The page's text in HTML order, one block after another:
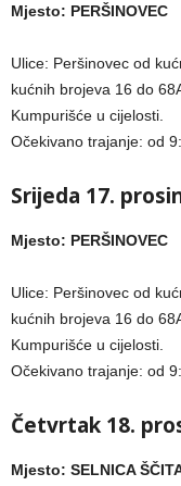
Mjesto: PERŠINOVEC
Ulice: Peršinovec od
kućnih brojeva 16 do
Kumpurišće u cijelosti.
Očekivano trajanje: od
Srijeda 17.
Mjesto: PERŠINOVEC
Ulice: Peršinovec od
kućnih brojeva 16 do
Kumpurišće u cijelosti.
Očekivano trajanje: od
Četvrtak 18.
Mjesto: SELNICA